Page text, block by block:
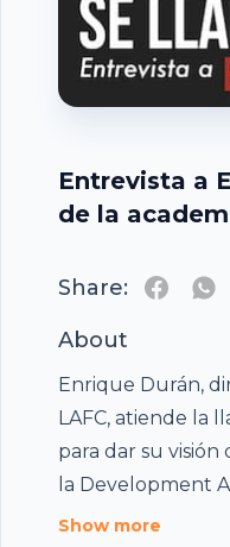
Entrevista a
de la
Share:
About
Enrique Durán,
LAFC, atiende la
para dar su
la Development
del fútbol base
Show more
Footer